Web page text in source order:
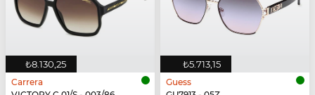
₺8.130,25
Carrera
₺5.713,15
Guess